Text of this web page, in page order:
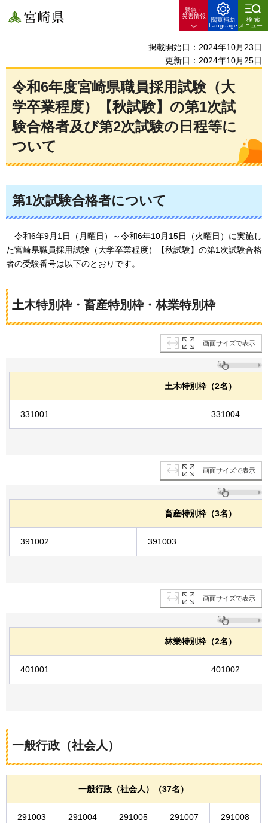
宮崎県
緊急・
災害情報
閲覧補助
Language
検索
メニュー
掲載開始日：2024年10月23日
更新日：2024年10月25日
令和6年度宮崎県職員採用試験（大
学卒業程度）【秋試験】の第1次試
験合格者及び第2次試験の日程等に
ついて
第1次試験合格者について
令和6年9月1日（月曜日）～令和6年10月15日（火曜日）に実施し
た宮崎県職員採用試験 （大学卒業程度）【秋試験】の第1次試験合格
者の受験番号は以下のとおりです。
土木特別枠・畜産特別枠・林業特別枠
画面サイズで表示
土木特別枠（2名）
331001 331004
画面サイズで表示
畜産特別枠（3名）
391002 391003
画面サイズで表示
林業特別枠（2名）
401001 401002
一般行政（社会人）
一般行政（社会人）（37名）
291003 291004 291005 291007 291008